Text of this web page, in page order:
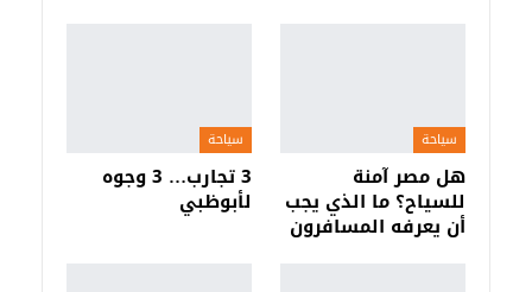
سياحة
هل مصر آمنة
للسياح؟ ما الذي يجب
أن يعرفه المسافرون
سياحة
3 تجارب… 3 وجوه
لأبوظبي